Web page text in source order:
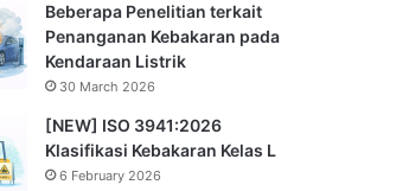
Beberapa Penelitian terkait
Penanganan Kebakaran pada
Kendaraan Listrik
30 March 2026
[NEW] ISO 3941:2026
Klasifikasi Kebakaran Kelas L
6 February 2026